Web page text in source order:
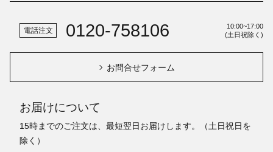
電話注文 0120-758106
10:00~17:00
(土日祝除く)
お問合せフォーム
お届けについて
15時までのご注文は、最短翌日お届けします。（土日祝日を
除く）